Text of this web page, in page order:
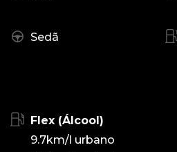
Sedã
Flex (Álcool)
9.7km/l urbano